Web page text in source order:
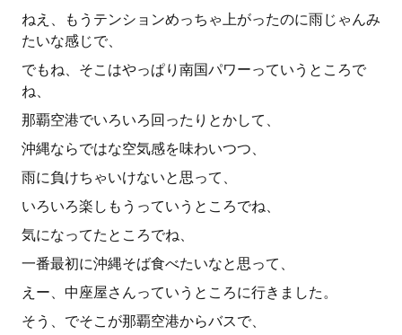
ねえ、もうテンションめっちゃ上がったのに雨じゃんみ
たいな感じで、
でもね、そこはやっぱり南国パワーっていうところで
ね、
那覇空港でいろいろ回ったりとかして、
沖縄ならではな空気感を味わいつつ、
雨に負けちゃいけないと思って、
いろいろ楽しもうっていうところでね、
気になってたところでね、
一番最初に沖縄そば食べたいなと思って、
えー、中座屋さんっていうところに行きました。
そう、でそこが那覇空港からバスで、